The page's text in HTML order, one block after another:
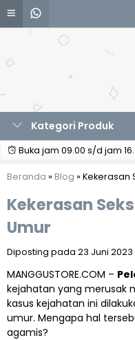
Kategori Produk
Buka jam 09.00 s/d jam
Beranda » Blog » Kekerasan
Kekerasan
Umur
Diposting pada 23 Juni
MANGGUSTORE.COM –
kejahatan yang merusak
kasus kejahatan ini
umur. Mengapa hal
agamis?